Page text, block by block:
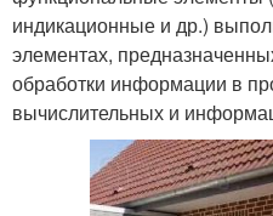
индикационные и др.)
элементах,
обработки информации в
вычислительных и